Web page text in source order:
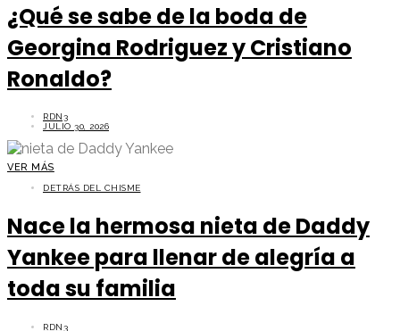
¿Qué se sabe de la boda de
Georgina Rodriguez y Cristiano
Ronaldo?
RDN3
JULIO 30, 2026
VER MÁS
DETRÁS DEL CHISME
Nace la hermosa nieta de Daddy
Yankee para llenar de alegría a
toda su familia
RDN3